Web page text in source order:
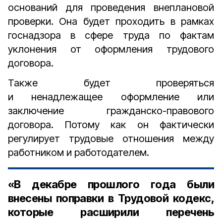
оснований для проведения внеплановой
проверки. Она будет проходить в рамках
госнадзора в сфере труда по фактам
уклонения от оформления трудового
договора.
Также будет проверяться
и ненадлежащее оформление или
заключение гражданско-правового
договора. Потому как он фактически
регулирует трудовые отношения между
работником и работодателем.
«В декабре прошлого года были
внесены поправки в Трудовой кодекс,
которые расширили перечень